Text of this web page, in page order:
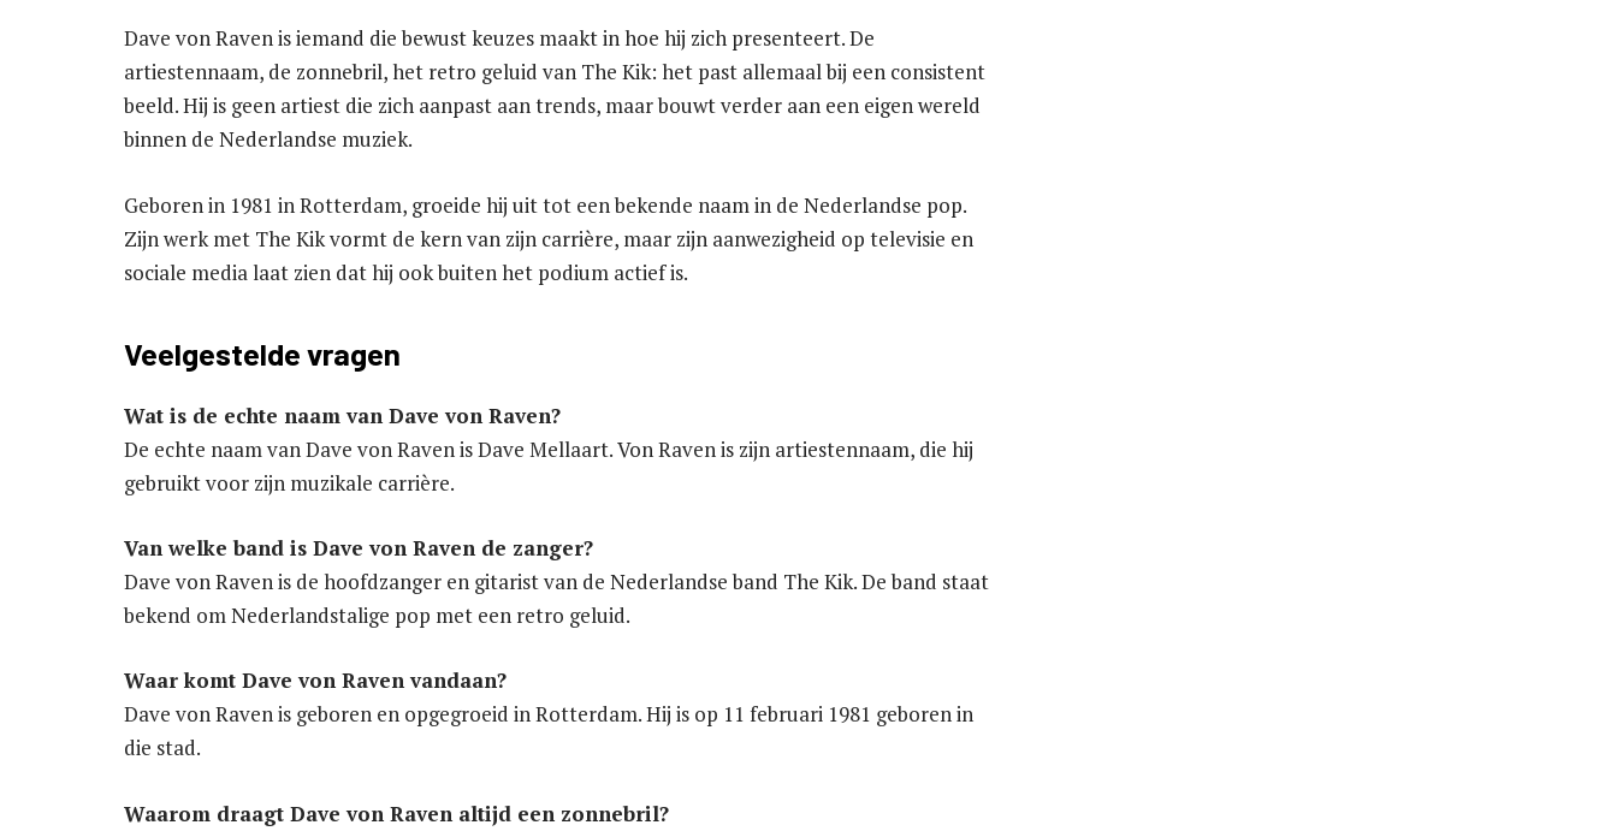
Dave von Raven is iemand die bewust keuzes maakt in hoe hij zich presenteert. De
artiestennaam, de zonnebril, het retro geluid van The Kik: het past allemaal bij een consistent
beeld. Hij is geen artiest die zich aanpast aan trends, maar bouwt verder aan een eigen wereld
binnen de Nederlandse muziek.
Geboren in 1981 in Rotterdam, groeide hij uit tot een bekende naam in de Nederlandse pop.
Zijn werk met The Kik vormt de kern van zijn carrière, maar zijn aanwezigheid op televisie en
sociale media laat zien dat hij ook buiten het podium actief is.
Veelgestelde vragen
Wat is de echte naam van Dave von Raven?
De echte naam van Dave von Raven is Dave Mellaart. Von Raven is zijn artiestennaam, die hij
gebruikt voor zijn muzikale carrière.
Van welke band is Dave von Raven de zanger?
Dave von Raven is de hoofdzanger en gitarist van de Nederlandse band The Kik. De band staat
bekend om Nederlandstalige pop met een retro geluid.
Waar komt Dave von Raven vandaan?
Dave von Raven is geboren en opgegroeid in Rotterdam. Hij is op 11 februari 1981 geboren in
die stad.
Waarom draagt Dave von Raven altijd een zonnebril?